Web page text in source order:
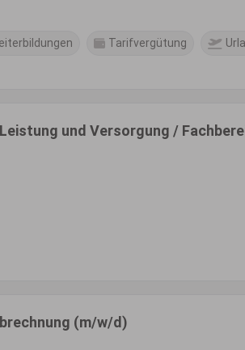
Tarifvergütung
und Versorgung /
(m/w/d)